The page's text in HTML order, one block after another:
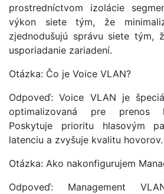
prostredníctvom izolácie
výkon siete tým, že
zjednodušujú správu siete tým,
usporiadanie zariadení.
Otázka: Čo je Voice VLAN?
Odpoveď: Voice VLAN je
optimalizovaná pre prenos
Poskytuje prioritu hlasovým
latenciu a zvyšuje kvalitu hovorov.
Otázka: Ako nakonfigurujem
Odpoveď: Management